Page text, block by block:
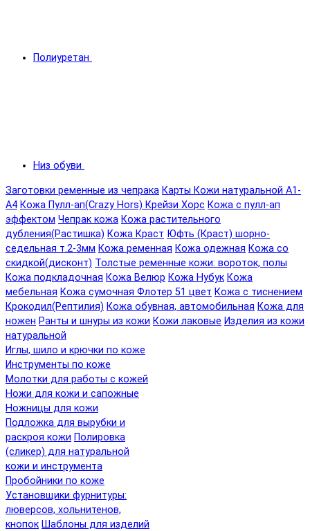
Полиуретан
Низ обуви
Заготовки ременные из чепрака Карты Кожи натуральной А1-
А4 Кожа Пулл-ап(Crazy Hors) Крейзи Хорс Кожа с пулл-ап
эффектом Чепрак кожа Кожа растительного
дубления(Растишка) Кожа Краст Юфть (Краст) шорно-
седельная т.2-3мм Кожа ременная Кожа одежная Кожа со
скидкой(дисконт) Толстые ременные кожи: вороток, полы
Кожа подкладочная Кожа Велюр Кожа Нубук Кожа
мебельная Кожа сумочная Флотер 51 цвет Кожа с тиснением
Крокодил(Рептилия) Кожа обувная, автомобильная Кожа для
ножен Ранты и шнуры из кожи Кожи лаковые Изделия из кожи
натуральной
Иглы, шило и крючки по коже
Инструменты по коже
Молотки для работы с кожей
Ножи для кожи и сапожные
Ножницы для кожи
Подложка для вырубки и
раскроя кожи Полировка
(сликер) для натуральной
кожи и инструмента
Пробойники по коже
Установщики фурнитуры:
люверсов, хольнитенов,
кнопок Шаблоны для изделий